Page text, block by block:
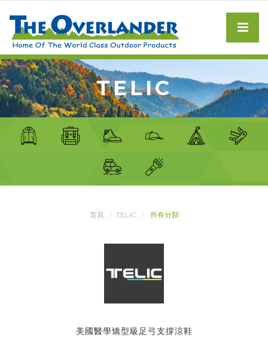
TELIC
首頁 TELIC 所有分類
美國醫學矯型級足弓支撐涼鞋